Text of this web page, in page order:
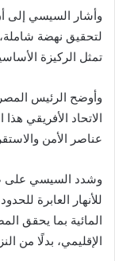
وأشار السيسي إلى أن
لتحقيق نهضة
تمثل الركيزة
وأوضح الرئيس
الاتحاد الأفريقي
عناصر الأمن
وشدد السيسي على
للأنهار العابرة
المائية بما يحقق
الإقليمي، بدلًا من